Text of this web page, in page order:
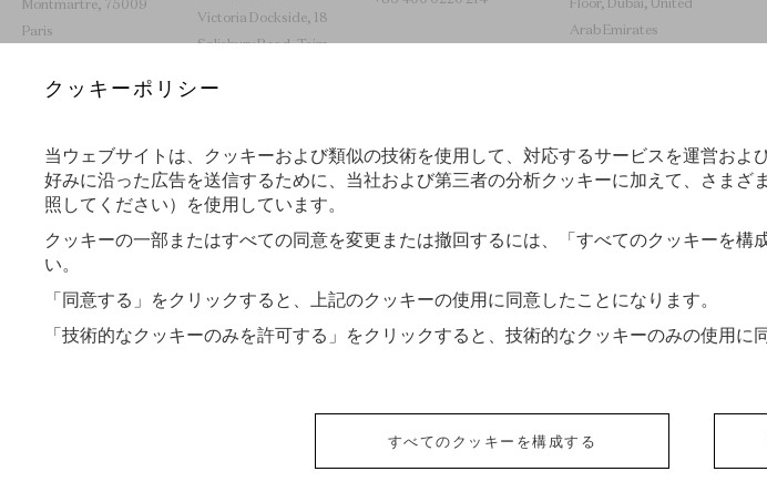
Montmartre, 75009
Paris
Victoria Dockside, 18
Salisbury Road, Tsim
Arab Emirates
世界を旅するレコール
ショッピングご利用規約 プライバシーポリシー クッキーポリ
クッキーポリシー
当ウェブサイトは、クッキーおよび類似の技術を使用して、対応するサービスを運営お
好みに沿った広告を送信するために、当社および第三者の分析クッキーに加えて、さまざ
照してください）を使用しています。
クッキーの一部またはすべての同意を変更または撤回するには、「すべてのクッキーを
い。
「同意する」をクリックすると、上記のクッキーの使用に同意したことになります。
「技術的なクッキーのみを許可する」をクリックすると、技術的なクッキーのみの使用に
すべてのクッキーを構成する